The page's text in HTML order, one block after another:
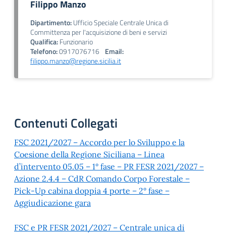
Filippo Manzo
Dipartimento:Ufficio Speciale Centrale Unica di
Committenza per l'acquisizione di beni e servizi
Qualifica:Funzionario
Telefono:0917076716 Email:
filippo.manzo@regione.sicilia.it
Contenuti Collegati
FSC 2021/2027 – Accordo per lo Sviluppo e la
Coesione della Regione Siciliana – Linea
d’intervento 05.05 – 1° fase – PR FESR 2021/2027 –
Azione 2.4.4 – CdR Comando Corpo Forestale –
Pick-Up cabina doppia 4 porte – 2° fase –
Aggiudicazione gara
FSC e PR FESR 2021/2027 – Centrale unica di